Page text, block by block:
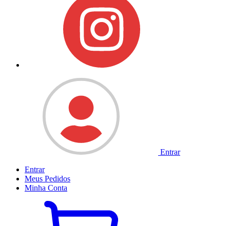
Entrar
Entrar
Meus Pedidos
Minha Conta